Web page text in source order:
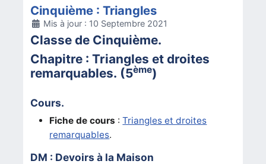
Cinquième : Triangles
DétailsMis à jour : 10 Septembre 2021
Classe de Cinquième.
Chapitre : Triangles et droites
remarquables. (5ème)
Cours.
Fiche de cours :Triangles et droites
remarquables.
DM : Devoirs à la Maison